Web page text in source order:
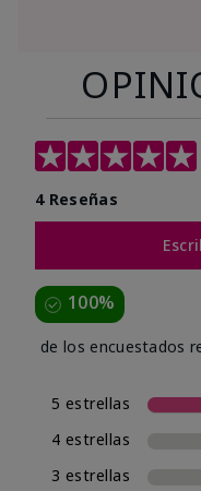
4 Reseñas
100%
de los encuestados
5 estrellas
4 estrellas
3 estrellas